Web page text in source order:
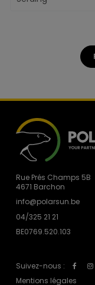
Rue Prés Champs 5B
4671 Barchon
info@polarsun.be
04/325 21 21
BE0769.520.103
Suivez-nous :
Mentions légales